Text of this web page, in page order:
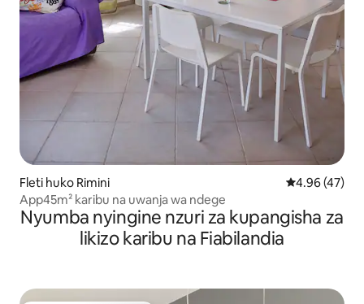
Fleti huko Rimini Ukadiriaji wa
4.96 (47)
App45m² karibu na uwanja wa ndege
Nyumba nyingine nzuri za kupangisha za
likizo karibu na Fiabilandia